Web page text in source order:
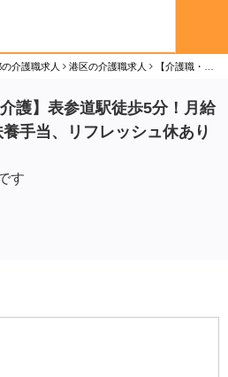
介護職求人 港区の介護職求人 【介護職・港区・訪問介護】表参道駅徒歩5分！月給26～31万円、賞与、扶養手当、リフレッシュ休あり☆の介護職（正社員）求人
護】表参道駅徒歩5分！月給
手当、リフレッシュ休あり
す